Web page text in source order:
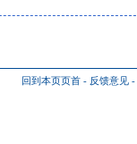
回到本页页首 - 反馈意见 -